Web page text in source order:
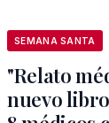
SEMANA SANTA
"Relato
nuevo